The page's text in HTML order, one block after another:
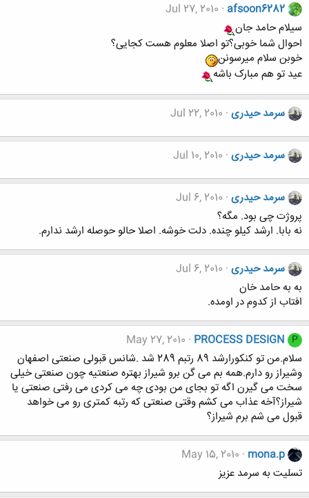
afsoon6282
Jul 27, 2010
سیلام حامد جان
احوال شما خوبی؟تو اصلا معلوم هست کجایی؟
خوبن سلام میرسونن
عید تو هم مبارک باشه
سرمد حیدری Jul 22, 2010
سرمد حیدری Jul 10, 2010
سرمد حیدری Jul 6, 2010
پروژت چی بود. مگه؟
نه بابا. ارشد کیلو چنده. دلت خوشه. اصلا حالو حوصله ارشد ندارم.
سرمد حیدری Jul 6, 2010
به به حامد خان
افتاب از کدوم در اومده.
P
PROCESS DESIGN
May 27, 2010
سلام.من تو کنکورارشد 89 رتبم 289 شد .شانس قبولی صنعتی اصفهان
وشیراز رو دارم.همه بم می گن برو شیراز بهتره صنعتیه چون صنعتی خیلی
سخت می گیرن اگه تو بجای من بودی چه می کردی می رفتی صنعتی یا
شیراز؟آخه عذاب می کشم وقتی صنعتی که رتبه کمتری رو می خواهد
قبول می شم برم شیراز؟
mona.p
May 15, 2010
تسلیت به سرمد عزیز